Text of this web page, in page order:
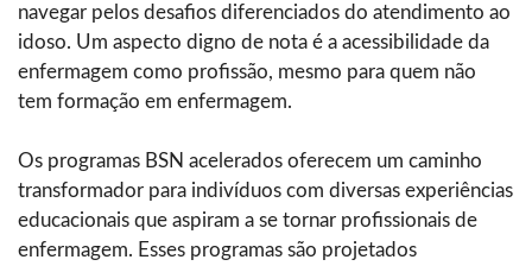
navegar pelos desafios diferenciados do atendimento ao
idoso. Um aspecto digno de nota é a acessibilidade da
enfermagem como profissão, mesmo para quem não
tem formação em enfermagem.
Os programas BSN acelerados oferecem um caminho
transformador para indivíduos com diversas experiências
educacionais que aspiram a se tornar profissionais de
enfermagem. Esses programas são projetados